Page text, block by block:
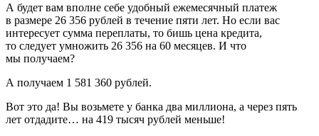
А будет вам вполне себе удобный ежемесячный платеж
в размере 26 356 рублей в течение пяти лет. Но если вас
интересует сумма переплаты, то бишь цена кредита,
то следует умножить 26 356 на 60 месяцев. И что
мы получаем?
А получаем 1 581 360 рублей.
Вот это да! Вы возьмете у банка два миллиона, а через пять
лет отдадите… на 419 тысяч рублей меньше!